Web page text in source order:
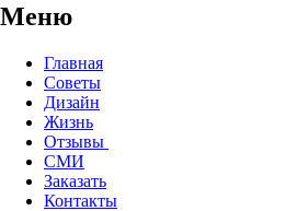
Меню
Главная
Советы
Дизайн
Жизнь
Отзывы
СМИ
Заказать
Контакты